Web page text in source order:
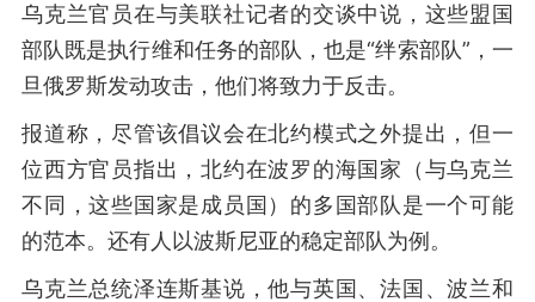
乌克兰官员在与美联社记者的交谈中说，这些盟国
部队既是执行维和任务的部队，也是“绊索部队”，一
旦俄罗斯发动攻击，他们将致力于反击。
报道称，尽管该倡议会在北约模式之外提出，但一
位西方官员指出，北约在波罗的海国家（与乌克兰
不同，这些国家是成员国）的多国部队是一个可能
的范本。还有人以波斯尼亚的稳定部队为例。
乌克兰总统泽连斯基说，他与英国、法国、波兰和